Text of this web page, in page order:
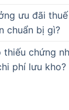
ưu đãi
chuẩn bị gì?
chứng
phí lưu kho?